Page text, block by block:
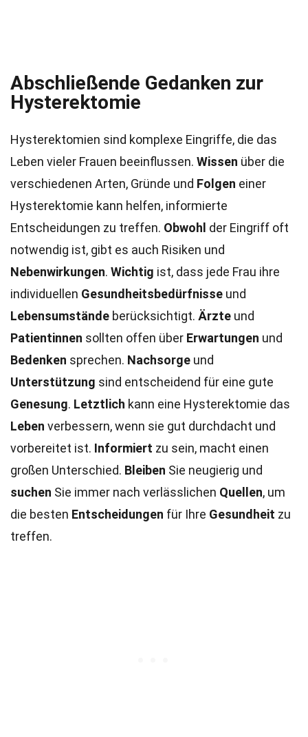
Abschließende Gedanken zur
Hysterektomie
Hysterektomien sind komplexe Eingriffe, die das
Leben vieler Frauen beeinflussen. Wissen über die
verschiedenen Arten, Gründe und Folgen einer
Hysterektomie kann helfen, informierte
Entscheidungen zu treffen. Obwohl der Eingriff oft
notwendig ist, gibt es auch Risiken und
Nebenwirkungen. Wichtig ist, dass jede Frau ihre
individuellen Gesundheitsbedürfnisse und
Lebensumstände berücksichtigt. Ärzte und
Patientinnen sollten offen über Erwartungen und
Bedenken sprechen. Nachsorge und
Unterstützung sind entscheidend für eine gute
Genesung. Letztlich kann eine Hysterektomie das
Leben verbessern, wenn sie gut durchdacht und
vorbereitet ist. Informiert zu sein, macht einen
großen Unterschied. Bleiben Sie neugierig und
suchen Sie immer nach verlässlichen Quellen, um
die besten Entscheidungen für Ihre Gesundheit zu
treffen.